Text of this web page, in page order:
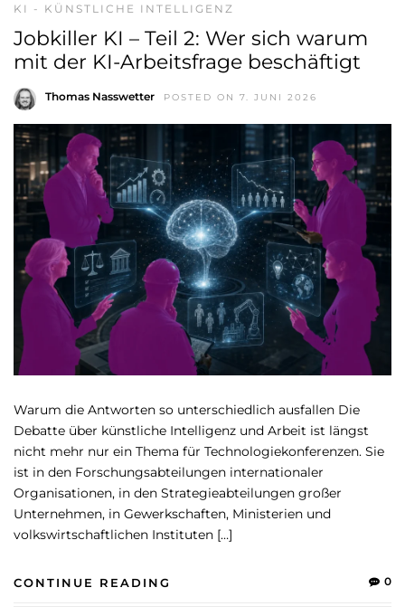
KI - KÜNSTLICHE INTELLIGENZ
Jobkiller KI – Teil 2: Wer sich warum
mit der KI-Arbeitsfrage beschäftigt
Thomas Nasswetter POSTED ON 7. JUNI 2026
Warum die Antworten so unterschiedlich ausfallen Die
Debatte über künstliche Intelligenz und Arbeit ist längst
nicht mehr nur ein Thema für Technologiekonferenzen. Sie
ist in den Forschungsabteilungen internationaler
Organisationen, in den Strategieabteilungen großer
Unternehmen, in Gewerkschaften, Ministerien und
volkswirtschaftlichen Instituten […]
CONTINUE READING 0